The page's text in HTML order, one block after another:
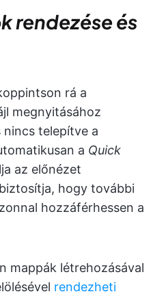
rendezése és
rá a
megnyitásához
nincs telepítve a
a Quick
az előnézet
hogy további
hozzáférhessen a
mappák létrehozásával
rendezheti